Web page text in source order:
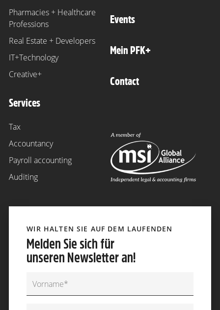
Pharmacies + Healthcare
Professions
Real Estate + Developers
IT+Technology
Creative+
Services
Tax
Accountancy
Payroll accounting
Auditing
Events
Mein PFK+
Contact
WIR HALTEN SIE AUF DEM LAUFENDEN
Melden Sie sich für
unseren Newsletter an!